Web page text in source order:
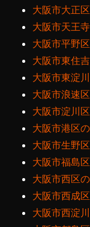
大阪市大正
大阪市天王
大阪市平野
大阪市東住
大阪市東淀
大阪市浪速
大阪市淀川
大阪市港区
大阪市生野
大阪市福島
大阪市西区
大阪市西成
大阪市西淀